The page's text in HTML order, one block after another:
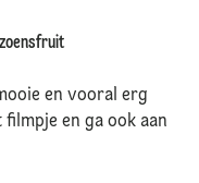
en vooral erg
en ga ook aan